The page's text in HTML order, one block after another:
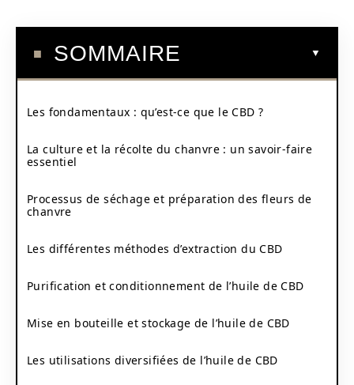
SOMMAIRE
Les fondamentaux : qu’est-ce que le CBD ?
La culture et la récolte du chanvre : un savoir-faire
essentiel
Processus de séchage et préparation des fleurs de
chanvre
Les différentes méthodes d’extraction du CBD
Purification et conditionnement de l’huile de CBD
Mise en bouteille et stockage de l’huile de CBD
Les utilisations diversifiées de l’huile de CBD